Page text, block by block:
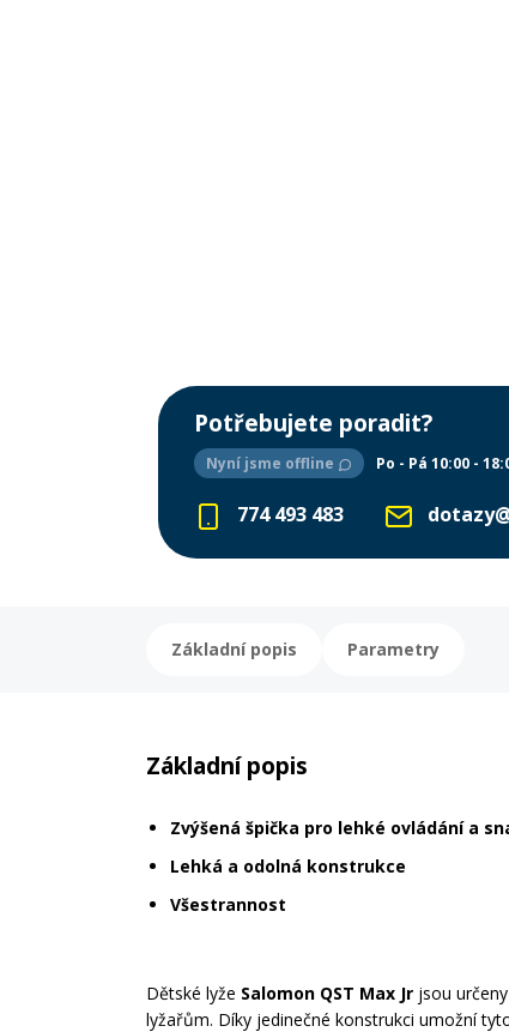
Potřebujete poradit?
Nyní jsme offline Po - Pá 10:00 -
774 493 483
Základní popis Parametry
Základní popis
Zvýšená špička pro lehké ovládání a
Lehká a odolná konstrukce
Všestrannost
Dětské lyže Salomon QST Max Jr jsou
lyžařům. Díky jedinečné konstrukci umožní